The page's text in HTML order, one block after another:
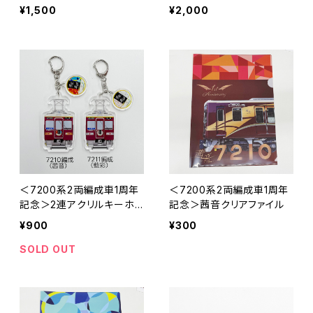
レートスタンド （7210号車）
¥1,500
枚セット
¥2,000
＜7200系2両編成車1周年
記念＞2連アクリルキーホ
ルダー
¥900
SOLD OUT
＜7200系2両編成車1周年
記念＞茜音クリアファイル
¥300